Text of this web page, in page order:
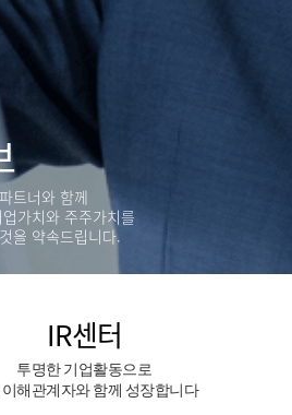
트너와 함께
가치와 주주가치를
을 약속드립니다.
IR센터
투명한 기업활동으로
해관계자와 함께 성장합니다